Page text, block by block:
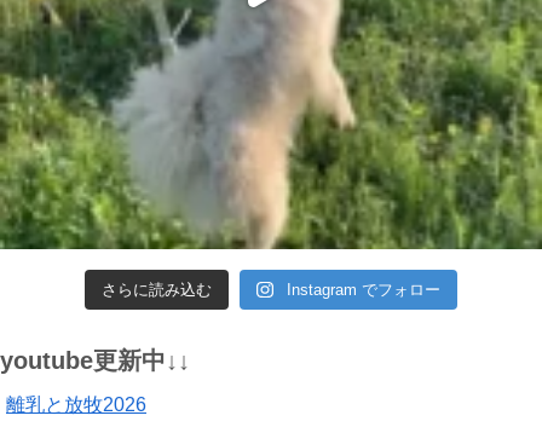
さらに読み込む Instagram でフォロー
youtube更新中↓↓
離乳と放牧2026